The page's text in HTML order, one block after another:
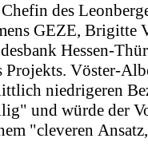
des
GEZE, Brigitte
Hessen-
Projekts. Vöster-
niedrigeren
und würde der
"cleveren